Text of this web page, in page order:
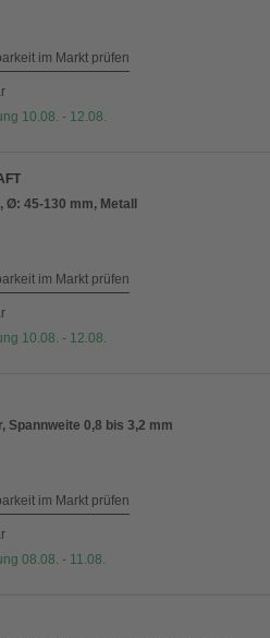
im Markt prüfen
10.08. - 12.08.
Ø: 45-130 mm, Metall
im Markt prüfen
10.08. - 12.08.
Spannweite 0,8 bis 3,2 mm
im Markt prüfen
08.08. - 11.08.